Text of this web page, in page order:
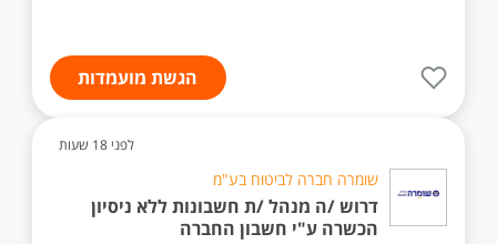
הגשת מועמדות
לפני 18 שעות
שומרה חברה לביטוח בע"מ
דרוש /ה מנהל /ת חשבונות ללא ניסיון
הכשרה ע"י חשבון החברה